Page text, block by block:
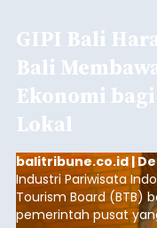
GIPI Bali
Bali
Ekonomi
Lokal
balitribune.co.id |
Industri Pariwisata
Tourism Board (BTB)
pemerintah pusat